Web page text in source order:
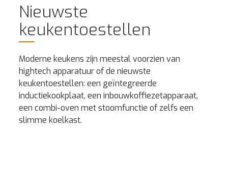
Nieuwste
keukentoestellen
Moderne keukens zijn meestal voorzien van
hightech apparatuur of de nieuwste
keukentoestellen: een geïntegreerde
inductiekookplaat, een inbouwkoffiezetapparaat,
een combi-oven met stoomfunctie of zelfs een
slimme koelkast.